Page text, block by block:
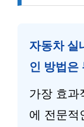
자동차 실
인 방법은
가장 효과
에 전문적